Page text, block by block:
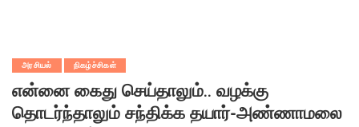
அரசியல் நிகழ்ச்சிகள்
என்னை கைது செய்தாலும்.. வழக்கு
தொடர்ந்தாலும் சந்திக்க தயார்-அண்ணாமலை